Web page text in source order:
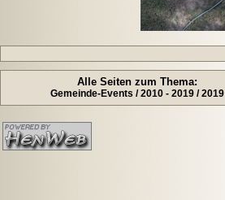
Alle Seiten zum Thema:
Gemeinde-Events / 2010 - 2019 / 2019